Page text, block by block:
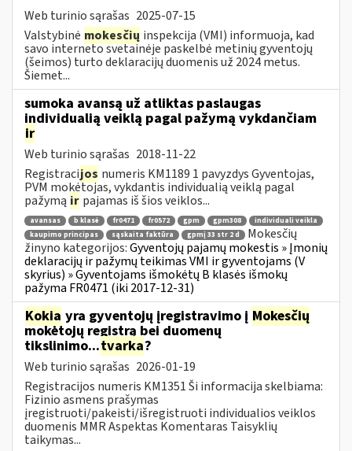
Web turinio sąrašas 2025-07-15
Valstybinė mokesčių inspekcija (VMI) informuoja, kad
savo interneto svetainėje paskelbė metinių gyventojų
(šeimos) turto deklaracijų duomenis už 2024 metus.
Šiemet...
sumoka avansą už atliktas paslaugas
individualią veiklą pagal pažymą vykdančiam
ir
Web turinio sąrašas 2018-11-22
Registracijos numeris KM1189 1 pavyzdys Gyventojas,
PVM mokėtojas, vykdantis individualią veiklą pagal
pažymą ir pajamas iš šios veiklos...
avansas b klasė fr0471 fr0572 gpm gpm308
individuali veikla
kaupimo principas
sąskaita faktūra gpmį 33 str 2 d
Mokesčių
žinyno kategorijos:Gyventojų pajamų mokestis » Įmonių
deklaracijų ir pažymų teikimas VMI ir gyventojams (V
skyrius) » Gyventojams išmokėtų B klasės išmokų
pažyma FR0471 (iki 2017-12-31)
Kokia yra gyventojų įregistravimo į Mokesčių
mokėtojų registrą bei duomenų
tikslinimo...tvarka?
Web turinio sąrašas 2026-01-19
Registracijos numeris KM1351 Ši informacija skelbiama:
Fizinio asmens prašymas
įregistruoti/pakeisti/išregistruoti individualios veiklos
duomenis MMR Aspektas Komentaras Taisyklių
taikymas...